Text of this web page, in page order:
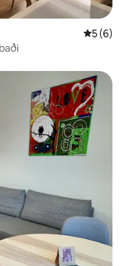
5 af 5 í
5 (6)